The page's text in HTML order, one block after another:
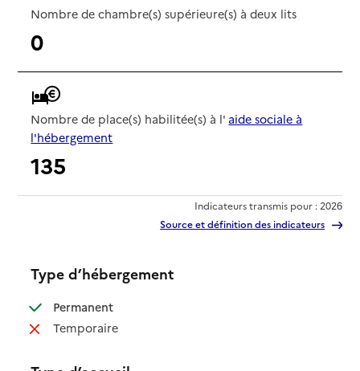
Nombre de chambre(s) supérieure(s) à deux lits
0
Nombre de place(s) habilitée(s) à l' aide sociale à
l'hébergement
135
Indicateurs transmis pour : 2026
Source et définition des indicateurs
Type d’hébergement
Permanent: disponible
Temporaire: non disponible